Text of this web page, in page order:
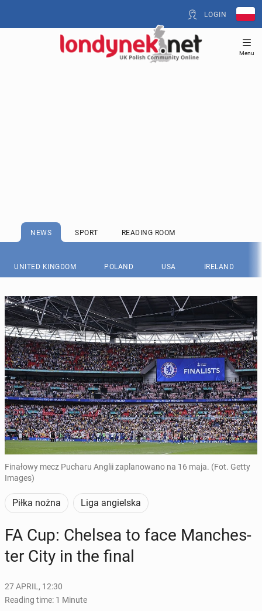
LOGIN
Menu
NEWS SPORT READING ROOM
UNITED KINGDOM POLAND USA IRELAND
Finałowy mecz Pucharu Anglii zaplanowano na 16 maja. (Fot. Getty
Images)
Piłka nożna Liga angielska
FA Cup: Chelsea to face Man­ches­
ter City in the final
27 APRIL, 12:30
Reading time: 1 Minute